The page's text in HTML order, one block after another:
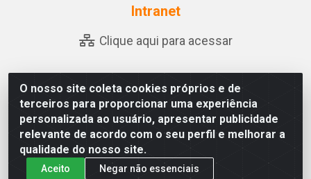
O nosso site coleta cookies próprios e de
terceiros para proporcionar uma experiência
personalizada ao usuário, apresentar publicidade
relevante de acordo com o seu perfil e melhorar a
qualidade do nosso site.
Aceito Negar não essenciais
Intranet
Clique aqui para acessar
Abreu & Silva - Rua Padre Jose de Souza Leite, 265 - Ariado,
Olho D'Água das Flores/AL - CEP 57.442-000 - CNPJ
04.790.656/0001-06